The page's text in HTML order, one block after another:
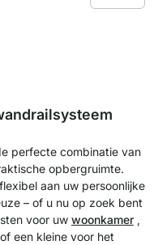
perfecte combinatie van
opbergruimte.
aan uw persoonlijke
– of u nu op zoek bent
voor uw woonkamer ,
een kleine voor het